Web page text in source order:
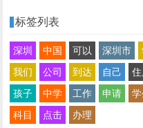
标签列表
深圳 中国 可以 深圳市
我们
公司 到达 自己
孩子
中学 工作 申请
科目
点击 办理